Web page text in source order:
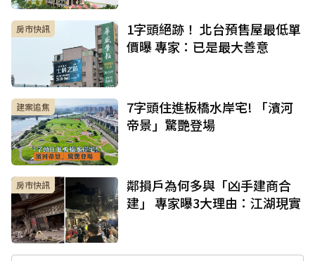
房市快訊
1字頭絕跡！ 北台預售屋最低單
價曝 專家：已是最大善意
建案追焦
7字頭住進板橋水岸宅! 「濱河
帝景」驚艷登場
房市快訊
鄰損戶為何多與「凶手建商合
建」 專家曝3大理由：江湖現實